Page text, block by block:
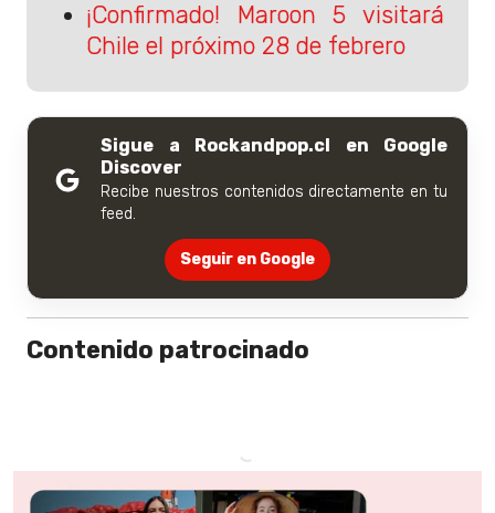
¡Confirmado! Maroon 5 visitará
Chile el próximo 28 de febrero
Sigue a Rockandpop.cl en Google
Discover
Recibe nuestros contenidos directamente en tu
feed.
Seguir en Google
Contenido patrocinado